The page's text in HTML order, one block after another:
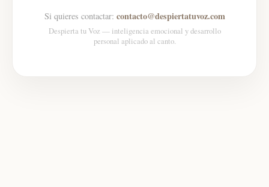
Si quieres contactar: contacto@despiertatuvoz.com
Despierta tu Voz — inteligencia emocional y desarrollo
personal aplicado al canto.